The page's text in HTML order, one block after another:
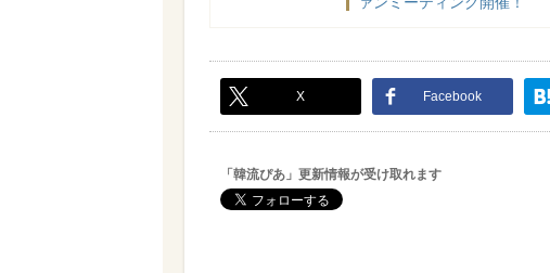
X Facebook
「韓流ぴあ」更新情報が受け取れます